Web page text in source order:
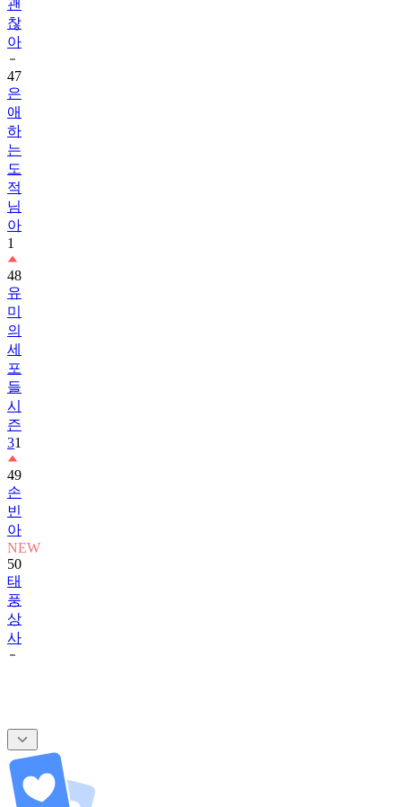
아
47
은
애
하
는
도
적
님
아
1
48
유
미
의
세
포
들
시
즌
31
49
손
빈
아
NEW
50
태
풍
상
사